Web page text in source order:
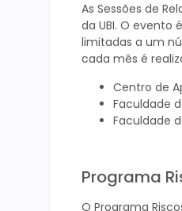
As Sessões de
da UBI. O evento
limitadas a um
cada mês é
Centro de
Faculdade
Faculdade
Programa
O Programa